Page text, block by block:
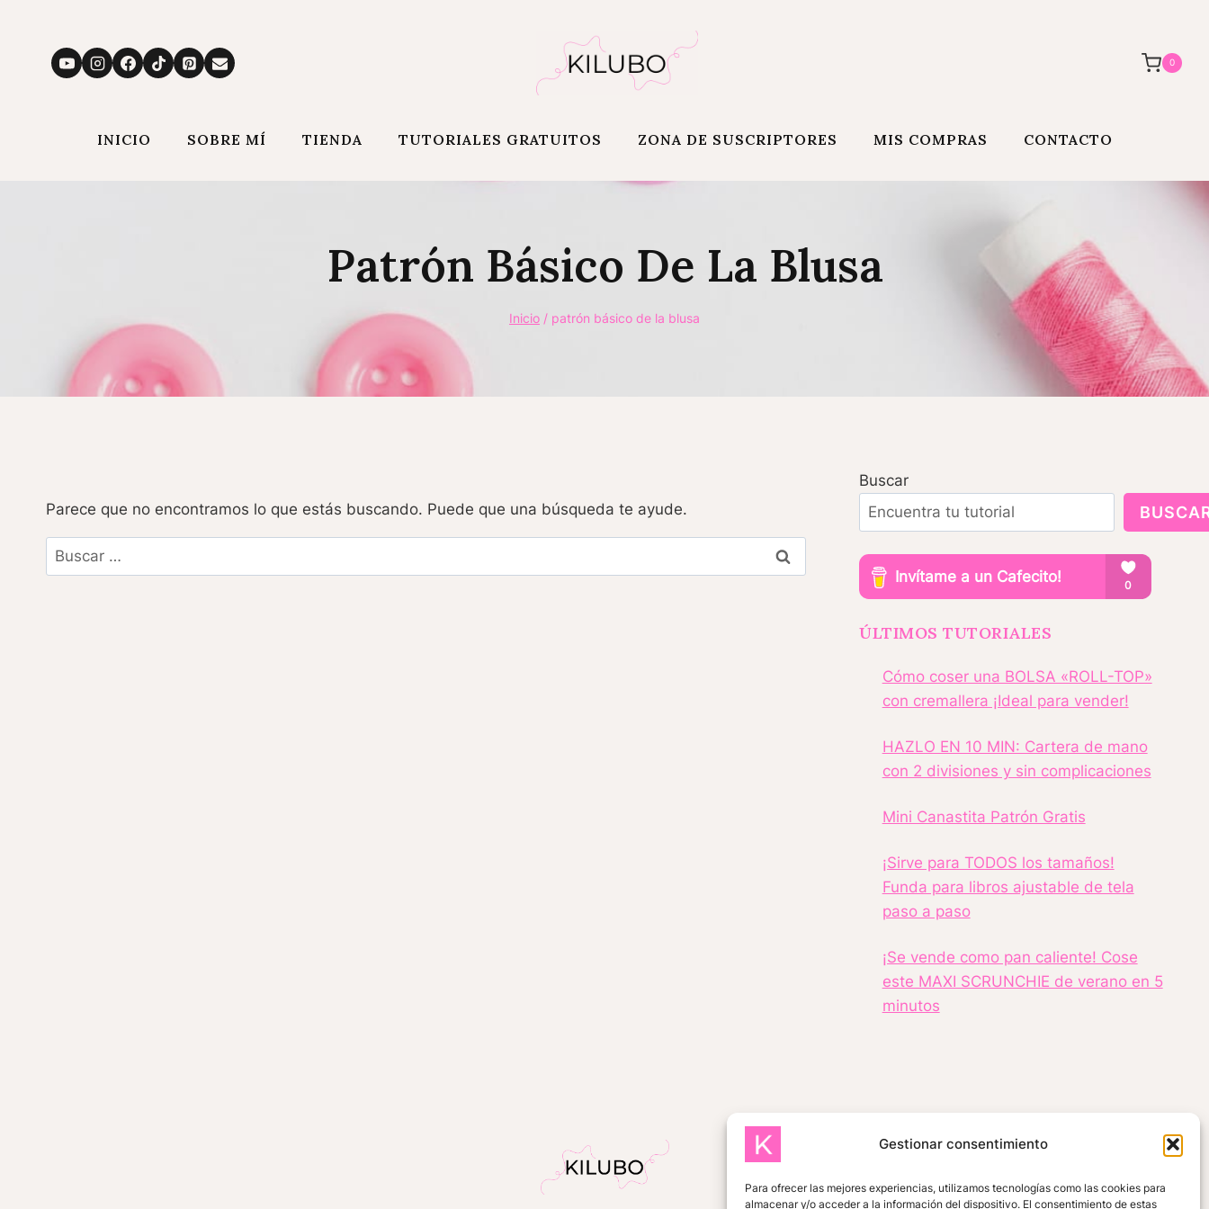
Gestionar consentimiento
Para ofrecer las mejores experiencias, utilizamos tecnologías como las cookies para
almacenar y/o acceder a la información del dispositivo. El consentimiento de estas
contenido
0
INICIO SOBRE MÍ TIENDA TUTORIALES GRATUITOS ZONA DE SUSCRIPTORES MIS COMPRAS CONTACTO
Patrón Básico De La Blusa
Inicio / patrón básico de la blusa
Parece que no encontramos lo que estás buscando. Puede que una búsqueda te ayude.
Buscar:
Buscar
ÚLTIMOS TUTORIALES
Cómo coser una BOLSA «ROLL-TOP»
con cremallera ¡Ideal para vender!
HAZLO EN 10 MIN: Cartera de mano
con 2 divisiones y sin complicaciones
Mini Canastita Patrón Gratis
¡Sirve para TODOS los tamaños!
Funda para libros ajustable de tela
paso a paso
¡Se vende como pan caliente! Cose
este MAXI SCRUNCHIE de verano en 5
minutos